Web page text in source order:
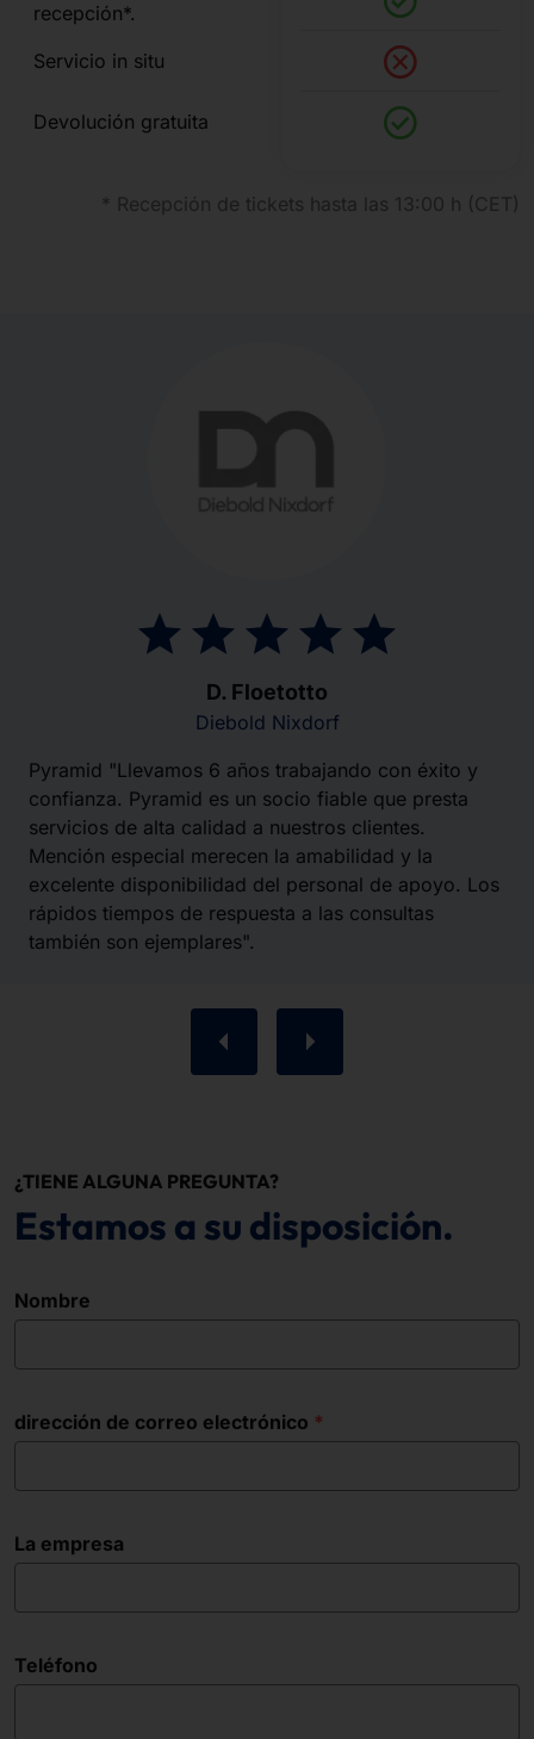
recepción*.
Servicio in situ
Devolución gratuita
* Recepción de tickets hasta las 13:00 h (CET)
D. Floetotto
Diebold Nixdorf
Pyramid "Llevamos 6 años trabajando con éxito y
confianza. Pyramid es un socio fiable que presta
servicios de alta calidad a nuestros clientes.
Mención especial merecen la amabilidad y la
excelente disponibilidad del personal de apoyo. Los
rápidos tiempos de respuesta a las consultas
también son ejemplares".
¿TIENE ALGUNA PREGUNTA?
Estamos a su disposición.
Nombre
dirección de correo electrónico
La empresa
Teléfono